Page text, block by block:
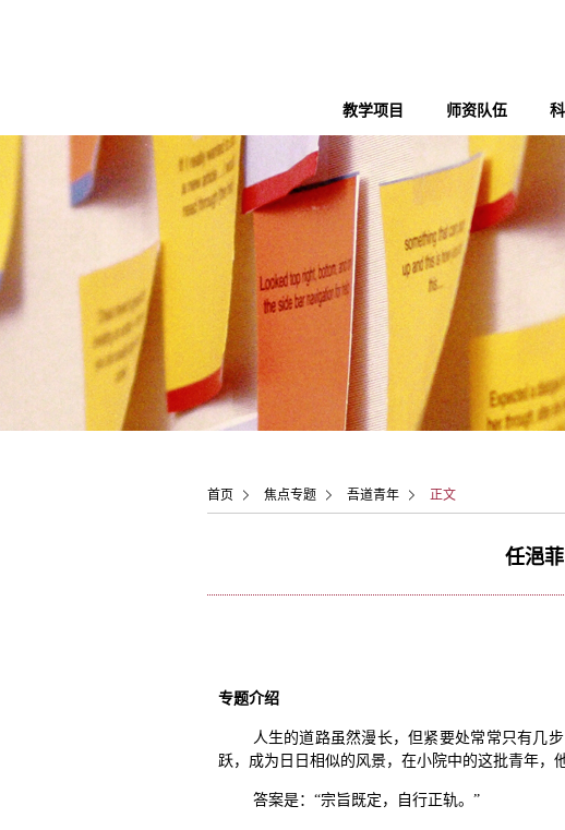
教学项目 师资队伍
首页 焦点专题 吾道青年 正文
任浥
专题介绍
人生的道路虽然漫长，但紧要处常常只有几
跃，成为日日相似的风景，在小院中的这批青年，
答案是：“宗旨既定，自行正轨。”